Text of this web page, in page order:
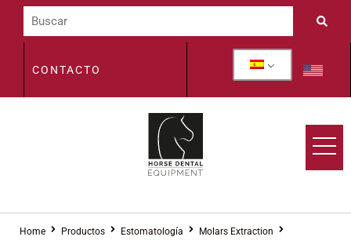
CONTACTO
Home Productos Estomatología
Molars Extraction